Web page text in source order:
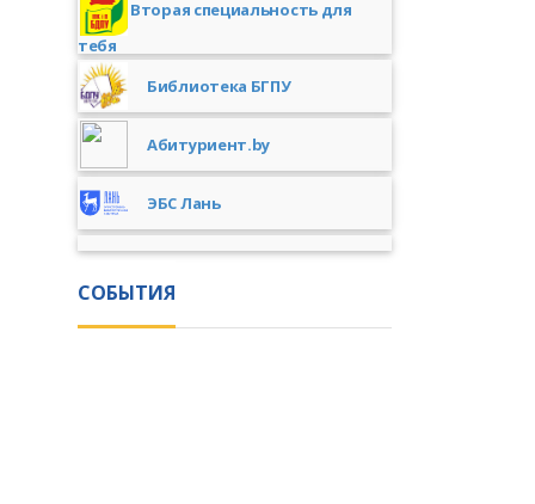
Вторая специальность для
тебя
Библиотека БГПУ
Абитуриент.by
ЭБС Лань
СОБЫТИЯ